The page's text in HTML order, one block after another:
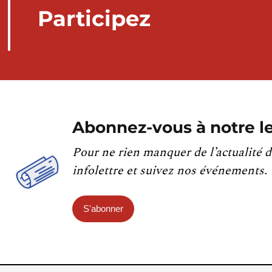
Participez
Abonnez-vous à notre
Pour ne rien manquer de l’actualité
infolettre et suivez nos événements.
S'abonner